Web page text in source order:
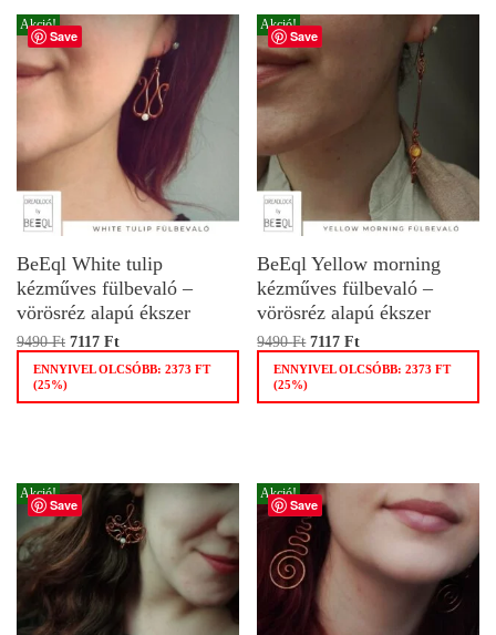
Save
Akció!
BeEql White tulip
kézműves fülbevaló –
vörösréz alapú ékszer
9490Ft 7117 Ft
ENNYIVEL OLCSÓBB: 2373 FT
(25%)
Save
Akció!
BeEql Yellow morning
kézműves fülbevaló –
vörösréz alapú ékszer
9490Ft 7117Ft
ENNYIVEL OLCSÓBB:2373FT
(25%)
Save
Akció!
Save
Akció!